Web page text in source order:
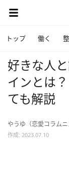
トップ 働く
好きな人
インとは
ても解説
やうゆ（恋愛コラムニ
作成: 2023.07.10